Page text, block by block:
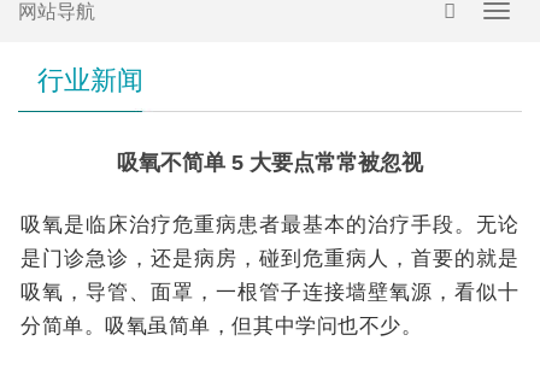
网站导航
行业新闻
吸氧不简单 5 大要点常常被忽视
吸氧是临床治疗危重病患者最基本的治疗手段。无论
是门诊急诊，还是病房，碰到危重病人，首要的就是
吸氧，导管、面罩，一根管子连接墙壁氧源，看似十
分简单。吸氧虽简单，但其中学问也不少。